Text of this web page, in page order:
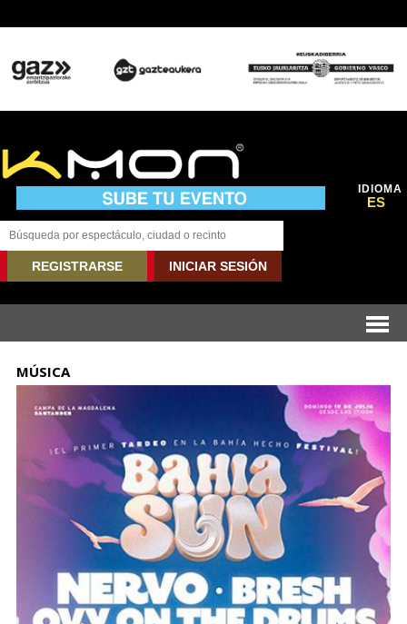
IDIOMA
ES
REGISTRARSE INICIAR SESIÓN
MÚSICA